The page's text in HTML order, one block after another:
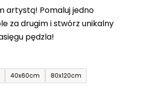
artystą! Pomaluj jedno
za drugim i stwórz unikalny
pędzla!
40x60cm 80x120cm